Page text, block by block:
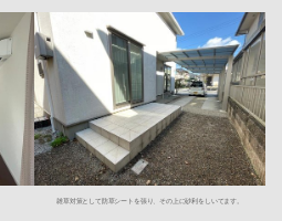
雑草対策として防草シートを張り、その上に砂利をしいてます。